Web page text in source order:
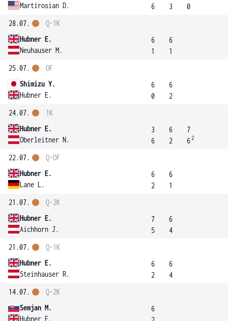
Martirosian D.
6
3
0
28.07.
Hubner E.
Neuhauser M.
Q-1K
6
1
6
1
25.07.
Shimizu Y.
Hubner E.
OF
6
0
6
2
24.07.
Hubner E.
Oberleitner N.
1K
3
6
6
2
7
62
22.07.
Hubner E.
Lane L.
Q-OF
6
2
6
1
21.07.
Hubner E.
Aichhorn J.
Q-2K
7
5
6
4
21.07.
Hubner E.
Steinhauser R.
Q-1K
6
2
6
4
14.07.
Semjan M.
Hubner E.
Q-2K
6